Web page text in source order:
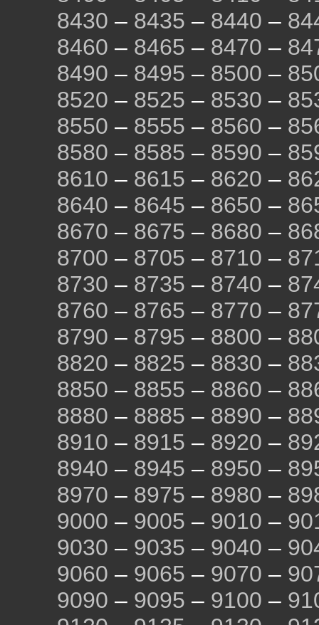
8430 – 8435 – 8440 –
8460 – 8465 – 8470 –
8490 – 8495 – 8500 –
8520 – 8525 – 8530 –
8550 – 8555 – 8560 –
8580 – 8585 – 8590 –
8610 – 8615 – 8620 –
8640 – 8645 – 8650 –
8670 – 8675 – 8680 –
8700 – 8705 – 8710 –
8730 – 8735 – 8740 –
8760 – 8765 – 8770 –
8790 – 8795 – 8800 –
8820 – 8825 – 8830 –
8850 – 8855 – 8860 –
8880 – 8885 – 8890 –
8910 – 8915 – 8920 –
8940 – 8945 – 8950 –
8970 – 8975 – 8980 –
9000 – 9005 – 9010 –
9030 – 9035 – 9040 –
9060 – 9065 – 9070 –
9090 – 9095 – 9100 –